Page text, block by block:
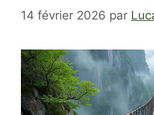
14 février 2026 par